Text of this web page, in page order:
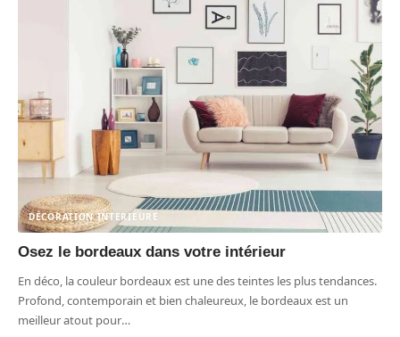
DÉCORATION INTERIEURE
Osez le bordeaux dans votre intérieur
En déco, la couleur bordeaux est une des teintes les plus tendances.
Profond, contemporain et bien chaleureux, le bordeaux est un
meilleur atout pour…